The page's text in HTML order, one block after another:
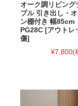
オーク調リビング
ブル 引き出し・
ン棚付き 幅85cm
PG28C [アウトレ
傷]
¥7,800(